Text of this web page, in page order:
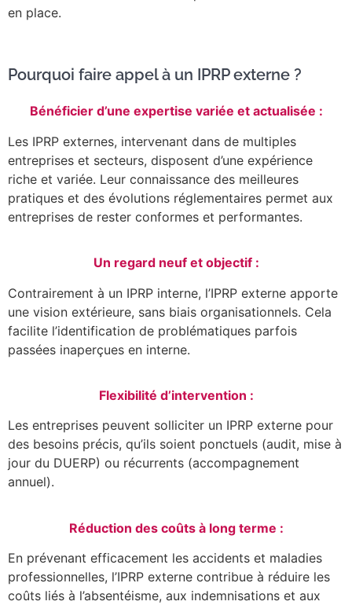
en place.
Pourquoi faire appel à un IPRP externe ?
Bénéficier d’une expertise variée et actualisée :
Les IPRP externes, intervenant dans de multiples
entreprises et secteurs, disposent d’une expérience
riche et variée. Leur connaissance des meilleures
pratiques et des évolutions réglementaires permet aux
entreprises de rester conformes et performantes.
Un regard neuf et objectif :
Contrairement à un IPRP interne, l’IPRP externe apporte
une vision extérieure, sans biais organisationnels. Cela
facilite l’identification de problématiques parfois
passées inaperçues en interne.
Flexibilité d’intervention :
Les entreprises peuvent solliciter un IPRP externe pour
des besoins précis, qu’ils soient ponctuels (audit, mise à
jour du DUERP) ou récurrents (accompagnement
annuel).
Réduction des coûts à long terme :
En prévenant efficacement les accidents et maladies
professionnelles, l’IPRP externe contribue à réduire les
coûts liés à l’absentéisme, aux indemnisations et aux